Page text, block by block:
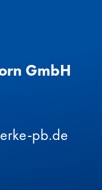
GmbH
pb.de